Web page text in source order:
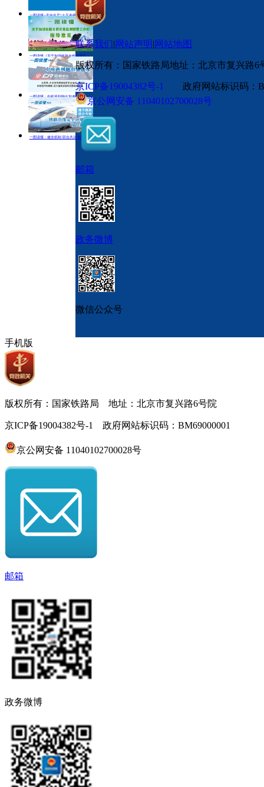
一图读懂《关于加强铁路自然灾害监测预
警工作的指导意见》
一图读懂--安全生产“十五条硬措施”
一图读懂《关于加强铁路自然灾害监测预警工作的指导意见》
一图读懂：中欧班列跑出加速度
一图读懂：健全机制 联合共治 铁路沿线安全环境治理取得新成效
联系我们|网站声明|网站地图
版权所有：国家铁路局地址：北京市复兴路6
京ICP备19004382号-1
政府网站标识码
京公网安备 11040102700028号
邮箱
政务微博
微信公众号
手机版
版权所有：国家铁路局 地址：北京市复兴路6号院
京ICP备19004382号-1 政府网站标识码：BM69000001
京公网安备 11040102700028号
邮箱
政务微博